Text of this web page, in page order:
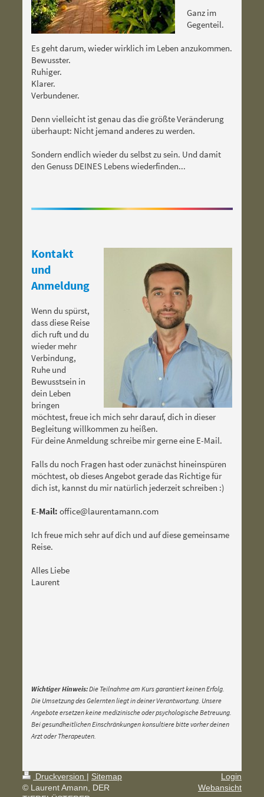
Ganz im
Gegenteil.
Es geht darum, wieder wirklich im Leben anzukommen.
Bewusster.
Ruhiger.
Klarer.
Verbundener.
Denn vielleicht ist genau das die größte Veränderung
überhaupt: Nicht jemand anderes zu werden.
Sondern endlich wieder du selbst zu sein. Und damit
den Genuss DEINES Lebens wiederfinden...
Kontakt
und
Anmeldung
Wenn du spürst,
dass diese Reise
dich ruft und du
wieder mehr
Verbindung,
Ruhe und
Bewusstsein in
dein Leben
bringen
möchtest, freue ich mich sehr darauf, dich in dieser
Begleitung willkommen zu heißen.
Für deine Anmeldung schreibe mir gerne eine E-Mail.
Falls du noch Fragen hast oder zunächst hineinspüren
möchtest, ob dieses Angebot gerade das Richtige für
dich ist, kannst du mir natürlich jederzeit schreiben :)
E-Mail: office@laurentamann.com
Ich freue mich sehr auf dich und auf diese gemeinsame
Reise.
Alles Liebe
Laurent
Wichtiger Hinweis:Die Teilnahme am Kurs garantiert keinen Erfolg.
Die Umsetzung des Gelernten liegt in deiner Verantwortung. Unsere
Angebote ersetzen keine medizinische oder psychologische Betreuung.
Bei gesundheitlichen Einschränkungen konsultiere bitte vorher deinen
Arzt oder Therapeuten.
Druckversion | Sitemap
© Laurent Amann, DER
Login
Webansicht